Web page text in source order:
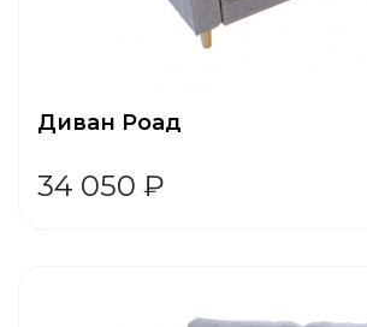
Диван Роад
34 050 ₽